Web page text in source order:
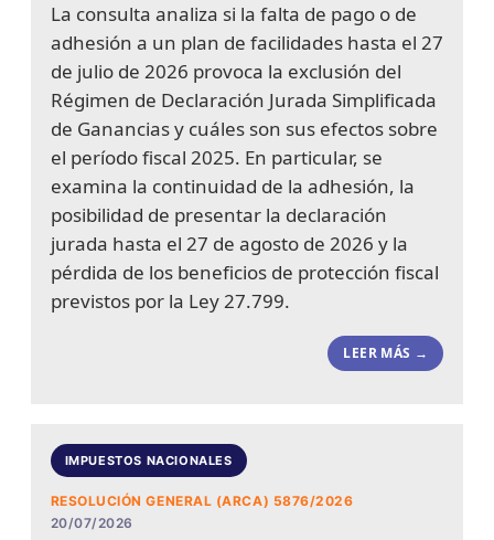
La consulta analiza si la falta de pago o de
adhesión a un plan de facilidades hasta el 27
de julio de 2026 provoca la exclusión del
Régimen de Declaración Jurada Simplificada
de Ganancias y cuáles son sus efectos sobre
el período fiscal 2025. En particular, se
examina la continuidad de la adhesión, la
posibilidad de presentar la declaración
jurada hasta el 27 de agosto de 2026 y la
pérdida de los beneficios de protección fiscal
previstos por la Ley 27.799.
LEER MÁS →
IMPUESTOS NACIONALES
RESOLUCIÓN GENERAL (ARCA) 5876/2026
20/07/2026